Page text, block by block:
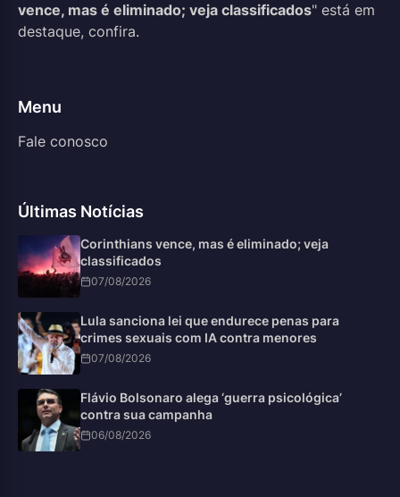
vence, mas é eliminado; veja classificados" está em
destaque, confira.
Menu
Fale conosco
Últimas Notícias
Corinthians vence, mas é eliminado; veja
classificados
07/08/2026
Lula sanciona lei que endurece penas para
crimes sexuais com IA contra menores
07/08/2026
Flávio Bolsonaro alega ‘guerra psicológica’
contra sua campanha
06/08/2026